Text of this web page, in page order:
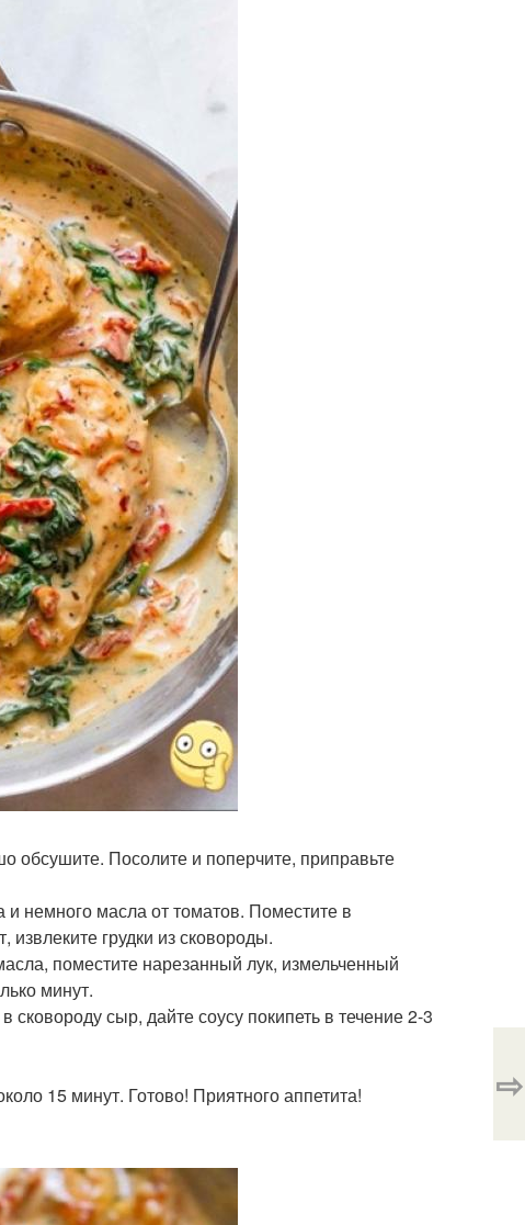
обсушите. Посолите и поперчите, приправьте
и немного масла от томатов. Поместите в
грудки из сковороды.
поместите нарезанный лук, измельченный
минут.
сыр, дайте соусу покипеть в течение 2-3
15 минут. Готово! Приятного аппетита!
⇨